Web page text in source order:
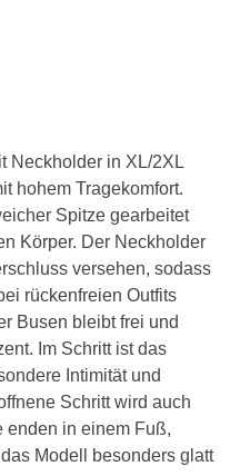
Neckholder in XL/2XL
hohem Tragekomfort.
Spitze gearbeitet
Körper. Der Neckholder
versehen, sodass
rückenfreien Outfits
Busen bleibt frei und
Im Schritt ist das
Intimität und
Schritt wird auch
in einem Fuß,
Modell besonders glatt